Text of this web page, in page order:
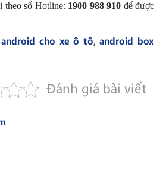
theosố Hotline: 1900 988 910 để được
android cho xe ô tô,android box
Đánh giá bài viết